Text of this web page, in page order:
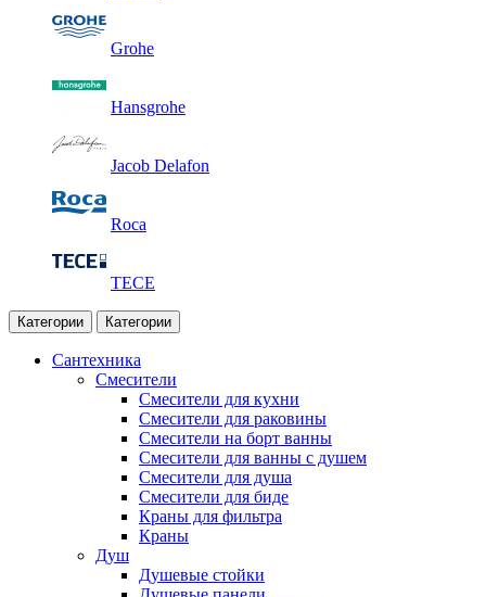
Grohe
Hansgrohe
Jacob Delafon
Roca
TECE
Категории Категории
Сантехника
Смесители
Смесители для кухни
Смесители для раковины
Смесители на борт ванны
Смесители для ванны с душем
Смесители для душа
Смесители для биде
Краны для фильтра
Краны
Душ
Душевые стойки